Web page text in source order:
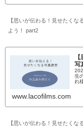
【思いが伝わる！見せたく
よう！ part2
写
生
れ
話
www.lacofilms.com
【思いが伝わる！見せたくな